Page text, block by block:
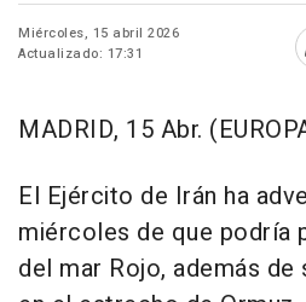
Miércoles, 15 abril 2026
Actualizado: 17:31
MADRID, 15 Abr.
El Ejército de Irán ha
miércoles de que podría
del mar Rojo, además